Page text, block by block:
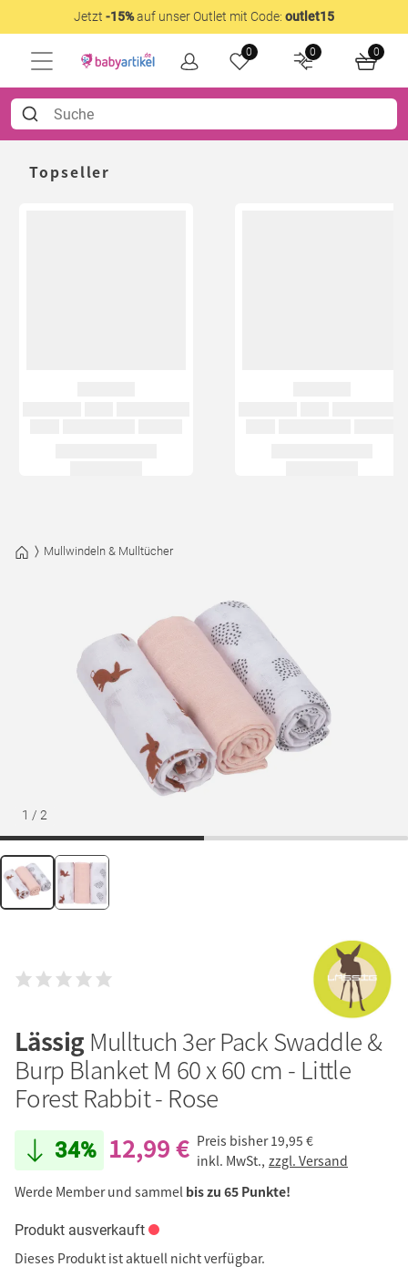
Jetzt -15%auf unser Outlet mit Code: outlet15
0 0 0
Topseller
Mullwindeln & Mulltücher
1 / 2
Lässig Mulltuch 3er Pack Swaddle &
Burp Blanket M 60 x 60 cm - Little
Forest Rabbit - Rose
34% 12,99 € Preis bisher 19,95 €
inkl. MwSt., zzgl. Versand
Werde Member und sammel bis zu 65 Punkte!
Produkt ausverkauft
Dieses Produkt ist aktuell nicht verfügbar.